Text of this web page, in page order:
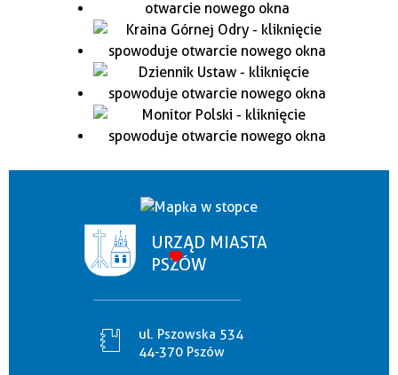
URZĄD MIASTA
PSZÓW
ul. Pszowska 534
44-370 Pszów